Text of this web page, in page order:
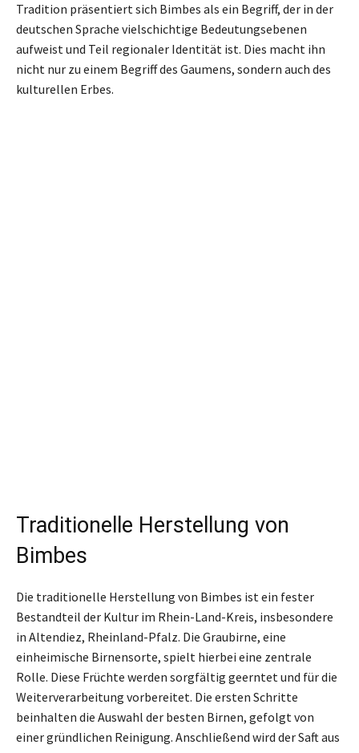
Tradition präsentiert sich Bimbes als ein Begriff, der in der
deutschen Sprache vielschichtige Bedeutungsebenen
aufweist und Teil regionaler Identität ist. Dies macht ihn
nicht nur zu einem Begriff des Gaumens, sondern auch des
kulturellen Erbes.
Traditionelle Herstellung von
Bimbes
Die traditionelle Herstellung von Bimbes ist ein fester
Bestandteil der Kultur im Rhein-Land-Kreis, insbesondere
in Altendiez, Rheinland-Pfalz. Die Graubirne, eine
einheimische Birnensorte, spielt hierbei eine zentrale
Rolle. Diese Früchte werden sorgfältig geerntet und für die
Weiterverarbeitung vorbereitet. Die ersten Schritte
beinhalten die Auswahl der besten Birnen, gefolgt von
einer gründlichen Reinigung. Anschließend wird der Saft aus